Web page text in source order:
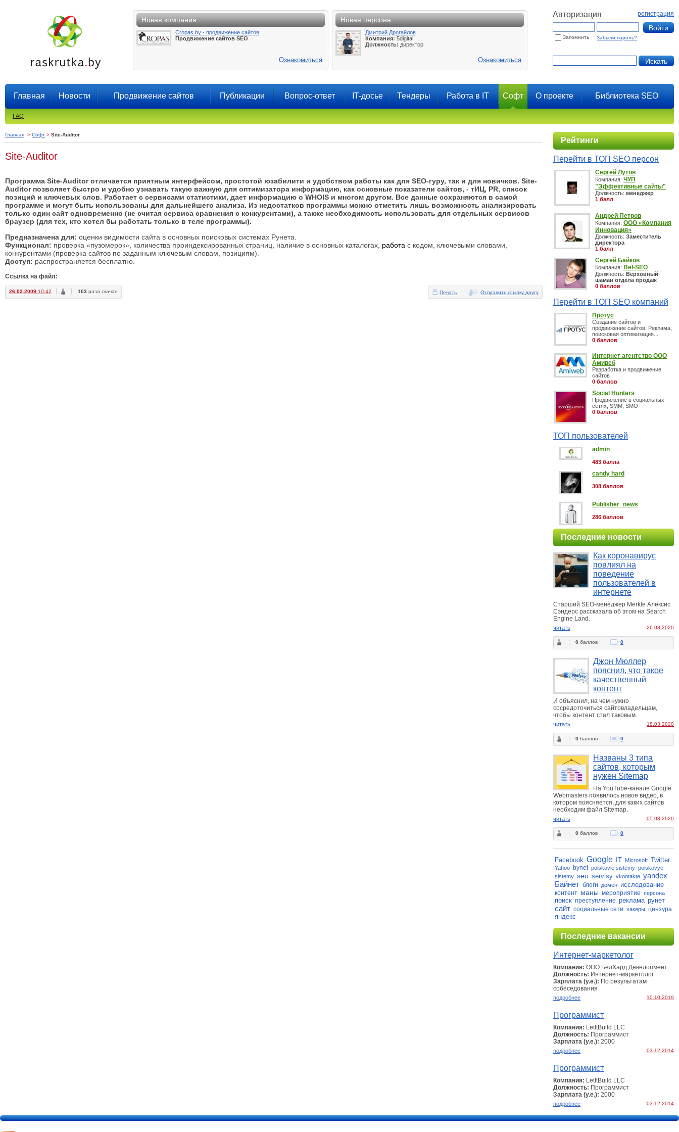
Новая компания
Cropas.by - продвижение сайтов
Продвижение сайтов SEO
Ознакомиться
Новая персона
Дмитрий Дрогайлов
Компания: 5digital
Должность: директор
Ознакомиться
Авторизация регистрация
Запомнить Забыли пароль?
Главная Новости Продвижение сайтов Публикации Вопрос-ответ IT-досье Тендеры Работа в IT Софт О проекте Библиотека SEO
FAQ
Главная > Софт > Site-Auditor
Site-Auditor
Программа Site-Auditor отличается приятным интерфейсом, простотой юзабилити и удобством работы как для SEO-гуру, так и для новичков. Site-
Auditor позволяет быстро и удобно узнавать такую важную для оптимизатора информацию, как основные показатели сайтов, - тИЦ, PR, список
позиций и ключевых слов. Работает с сервисами статистики, дает информацию о WHOIS и многом другом. Все данные сохраняются в самой
программе и могут быть использованы для дальнейшего анализа. Из недостатков программы можно отметить лишь возможность анализировать
только один сайт одновременно (не считая сервиса сравнения с конкурентами), а также необходимость использовать для отдельных сервисов
браузер (для тех, кто хотел бы работать только в теле программы).
Предназначена для: оценки видимости сайта в основных поисковых системах Рунета.
Функционал: проверка «пузомерок», количества проиндексированных страниц, наличие в основных каталогах, работа с кодом, ключевыми словами,
конкурентами (проверка сайтов по заданным ключевым словам, позициям).
Доступ: распространяется бесплатно.
Ссылка на файл:
26.02.2009 10:42 103 раза скачан Печать Отправить ссылку другу
Рейтинги
Перейти в ТОП SEO персон
Сергей Лутов
Компания: ЧУП
"Эффективные сайты"
Должность: менеджер
1 балл
Андрей Петров
Компания: ООО «Компания
Инновация»
Должность: Заместитель
директора
1 балл
Сергей Байков
Компания: Bel-SEO
Должность: Верховный
шаман отдела продаж
0 баллов
Перейти в ТОП SEO компаний
Протус
Создание сайтов и
продвижение сайтов. Реклама,
поисковая оптимизация...
0 баллов
Интернет агентство ООО
Амивеб
Разработка и продвижение
сайтов
0 баллов
Social Hunters
Продвижение в социальных
сетях, SMM, SMO
0 баллов
ТОП пользователей
admin
483 балла
candy hard
308 баллов
Publisher_news
286 баллов
Последние новости
Как коронавирус
повлиял на
поведение
пользователей в
интернете
Старший SEO-менеджер Merkle Алексис
Сэндерс рассказала об этом на Search
Engine Land.
читать 26.03.2020
0 баллов 0
Джон Мюллер
пояснил, что такое
качественный
контент
И объяснил, на чем нужно
сосредоточиться сайтовладельцам,
чтобы контент стал таковым.
читать 18.03.2020
0 баллов 0
Названы 3 типа
сайтов, которым
нужен Sitemap
На YouTube-канале Google
Webmasters появилось новое видео, в
котором поясняется, для каких сайтов
необходим файл Sitemap.
читать 05.03.2020
0 баллов 0
Facebook Google IT Microsoft Twitter
Yahoo bynet poiskovie sistemy poiskovye-
sistemy seo servisy vkontakte yandex
Байнет блоги домен исследование
контент маны мероприятие персона
поиск преступление реклама рунет
сайт социальные сети хакеры цензура
яндекс
Последние вакансии
Интернет-маркетолог
Компания: ООО БелХард Девелопмент
Должность: Интернет-маркетолог
Зарплата (у.е.): По результатам
собеcедования
подробнее 10.10.2019
Программист
Компания: LetItBuild LLC
Должность: Программист
Зарплата (у.е.): 2000
подробнее 03.12.2014
Программист
Компания: LetItBuild LLC
Должность: Программист
Зарплата (у.е.): 2000
подробнее 03.12.2014